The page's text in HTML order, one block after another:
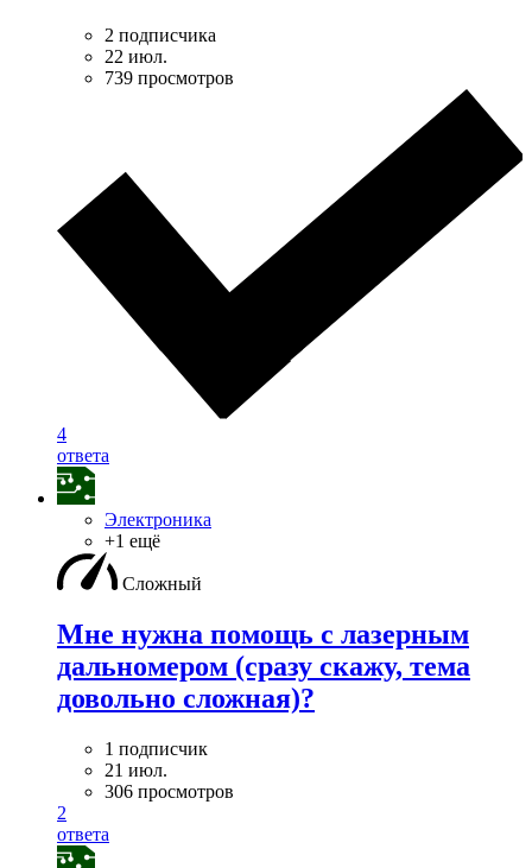
2 подписчика
22 июл.
739 просмотров
4
ответа
Электроника
+1 ещё
Сложный
Мне нужна помощь с лазерным
дальномером (сразу скажу, тема
довольно сложная)?
1 подписчик
21 июл.
306 просмотров
2
ответа